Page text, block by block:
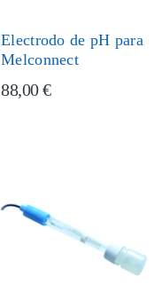
Electrodo de pH para
Melconnect
88,00 €